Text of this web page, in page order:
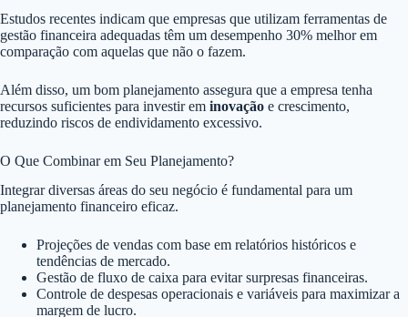
Estudos recentes indicam que empresas que utilizam ferramentas de
gestão financeira adequadas têm um desempenho 30% melhor em
comparação com aquelas que não o fazem.
Além disso, um bom planejamento assegura que a empresa tenha
recursos suficientes para investir em inovação e crescimento,
reduzindo riscos de endividamento excessivo.
O Que Combinar em Seu Planejamento?
Integrar diversas áreas do seu negócio é fundamental para um
planejamento financeiro eficaz.
Projeções de vendas com base em relatórios históricos e
tendências de mercado.
Gestão de fluxo de caixa para evitar surpresas financeiras.
Controle de despesas operacionais e variáveis para maximizar a
margem de lucro.